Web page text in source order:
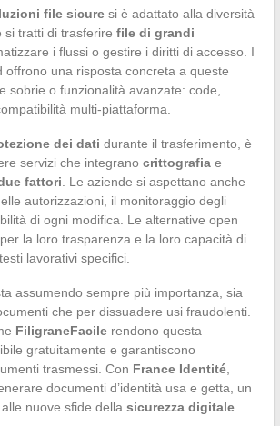
file sicuresi è adattato alla diversità
si tratti di trasferire file di grandi
i flussi o gestire i diritti di accesso. I
offrono una risposta concreta a queste
sobrie o funzionalità avanzate: code,
multi-piattaforma.
dei dati durante il trasferimento, è
servizi che integrano crittografiae
fattori . Le aziende si aspettano anche
autorizzazioni, il monitoraggio degli
di ogni modifica. Le alternative open
la loro trasparenza e la loro capacità di
lavorativi specifici.
assumendo sempre più importanza, sia
che per dissuadere usi fraudolenti.
FiligraneFacilerendono questa
gratuitamente e garantiscono
trasmessi. Con France Identité,
documenti d’identità usa e getta, un
nuove sfide della sicurezza digitale.